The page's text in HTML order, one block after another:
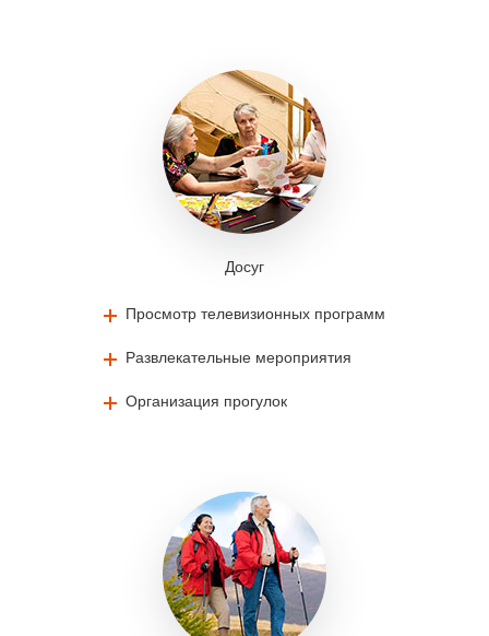
Досуг
Просмотр телевизионных программ
Развлекательные мероприятия
Организация прогулок